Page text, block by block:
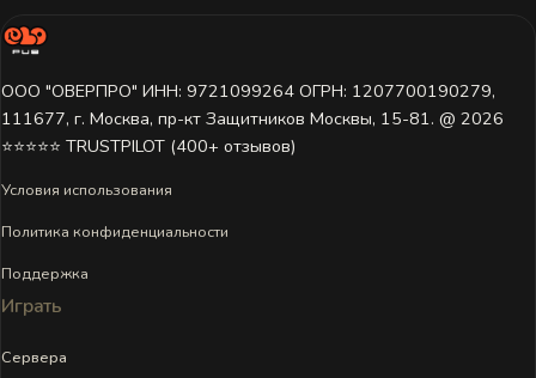
ООО "ОВЕРПРО" ИНН: 9721099264 ОГРН: 1207700190279,
111677, г. Москва, пр-кт Защитников Москвы, 15-81. @ 2026 ㅤ
⭐⭐⭐⭐⭐ TRUSTPILOT (400+ отзывов)
Условия использования
Политика конфиденциальности
Поддержка
Играть
Сервера